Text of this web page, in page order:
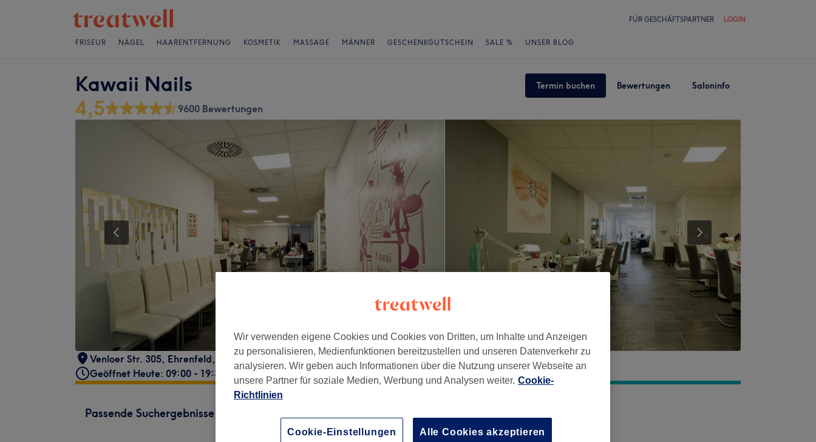
FÜR GESCHÄFTSPARTNER LOGIN
FRISEUR NÄGEL HAARENTFERNUNG KOSMETIK MASSAGE MÄNNER GESCHENKGUTSCHEIN SALE % UNSER BLOG
Kawaii Nails Termin buchen Bewertungen Saloninfo
4,5 9600 Bewertungen
Venloer Str. 305, Ehrenfeld, Köln, 50823
Geöffnet Heute: 09:00 - 19:30
Passende Suchergebnisse
Details anzeigen
Wir verwenden eigene Cookies und Cookies von Dritten, um Inhalte und Anzeigen
zu personalisieren, Medienfunktionen bereitzustellen und unseren Datenverkehr zu
analysieren. Wir geben auch Informationen über die Nutzung unserer Webseite an
unsere Partner für soziale Medien, Werbung und Analysen weiter. Cookie-
Richtlinien
Cookie-Einstellungen Alle Cookies akzeptieren